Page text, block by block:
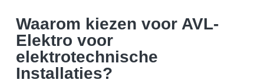
Waarom kiezen voor AVL-
Elektro voor
elektrotechnische
Installaties?